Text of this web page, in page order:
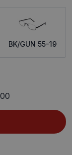
BK/GUN 55-19